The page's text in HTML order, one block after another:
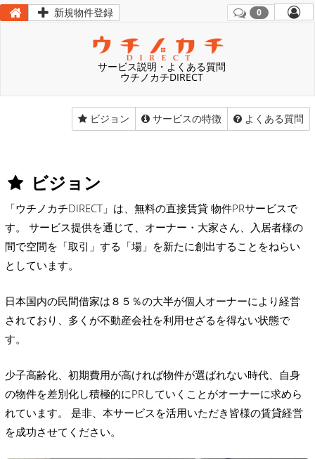
サービス説明・よくある質問
ウチノカチDIRECT
新規物件登録 0
ビジョン サービスの特徴 よくある質問
ビジョン
「ウチノカチDIRECT」は、無料の直接賃貸 物件PRサービスで
す。 サービス提供を通じて、オーナー・大家さん、入居者様の
間で空間を「取引」する「場」を新たに創出することをねらい
としています。
日本国内の民間借家は８５％の大半が個人オーナーにより経営
されており、多くが不動産会社を利用せざるを得ない状態で
す。
少子高齢化、初期費用が高ければ物件が選ばれない時代、自身
の物件を差別化し積極的にPRしていくことがオーナーに求めら
れています。 是非、本サービスを活用いただき皆様の賃貸経営
を成功させてください。